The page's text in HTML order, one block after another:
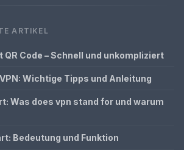
ARTIKEL
Code – Schnell und unkompliziert
Wichtige Tipps und Anleitung
Was does vpn stand for und warum
Bedeutung und Funktion